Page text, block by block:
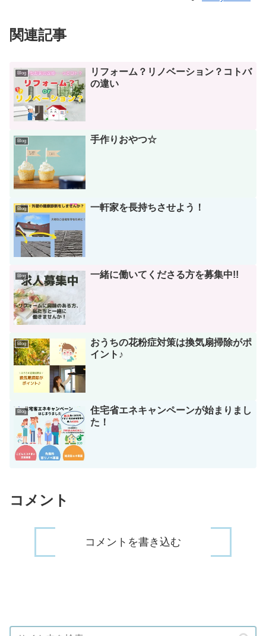
関連記事
Blog
リフォーム？リノベーション？コトバ
の違い
Blog 手作りおやつ☆
Blog 一軒家を長持ちさせよう！
Blog 一緒に働いてくださる方を募集中!!
Blog
おうちの花粉症対策は換気扇掃除がポ
イント♪
Blog
住宅省エネキャンペーンが始まりまし
た！
コメント
コメントを書き込む